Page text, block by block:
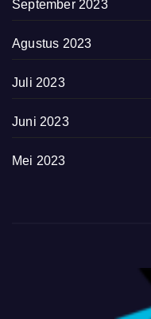
September 2023
Agustus 2023
Juli 2023
Juni 2023
Mei 2023